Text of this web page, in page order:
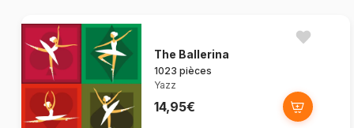
The Ballerina
1023 pièces
Yazz
14,95€